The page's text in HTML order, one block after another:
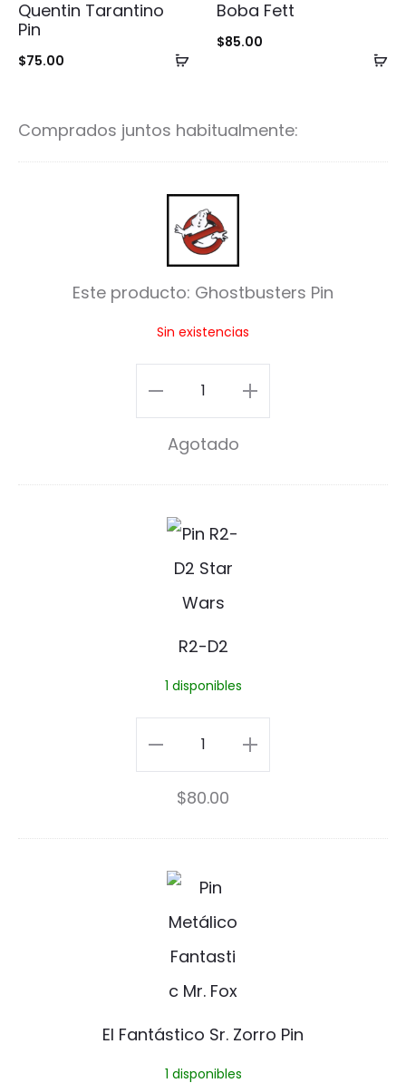
Añadir
Quentin Tarantino
Pin
$75.00
Boba Fett
$85.00
Comprados juntos habitualmente:
G
h
o
s
t
s
r
s
P
i
n
Este producto: Ghostbusters Pin
Sin existencias
Ghostbusters
Pin
cantidad
Agotado
R
2
-
R2-D2
1 disponibles
R2-
D2
cantidad
$80.00
E
l
F
a
El Fantástico Sr. Zorro Pin
1 disponibles